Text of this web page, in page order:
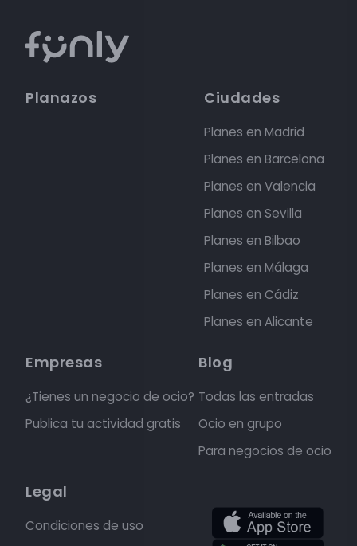
Planazos Ciudades
Planes en Madrid
Planes en Barcelona
Planes en Valencia
Planes en Sevilla
Planes en Bilbao
Planes en Málaga
Planes en Cádiz
Planes en Alicante
Empresas
¿Tienes un negocio de ocio?
Publica tu actividad gratis
Blog
Todas las entradas
Ocio en grupo
Para negocios de ocio
Legal
Condiciones de uso